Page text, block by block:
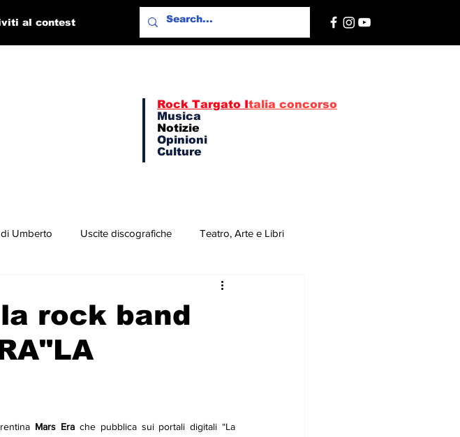
al contest
Rock Targato Italia concorso
Musica
Notizie
Opinioni
Culture
Umberto Uscite discografiche Teatro, Arte e Libri
rock band
Mars Era che pubblica sui portali digitali “La